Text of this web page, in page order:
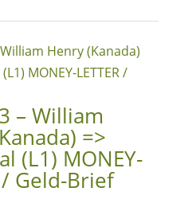
– William
=>
(L1) MONEY-
/ Geld-Brief